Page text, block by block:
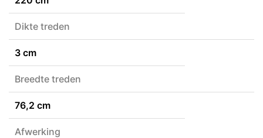
Dikte treden
3 cm
Breedte treden
76,2 cm
Afwerking